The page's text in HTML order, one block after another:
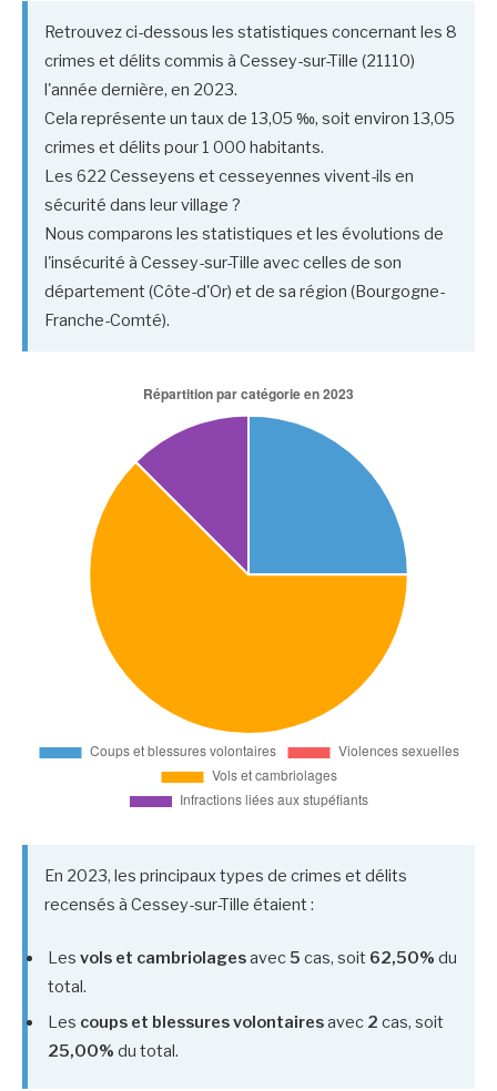
Retrouvez ci-dessous les statistiques concernant les 8
crimes et délits commis à Cessey-sur-Tille (21110)
l'année dernière, en 2023.
Cela représente un taux de 13,05 ‰, soit environ 13,05
crimes et délits pour 1 000 habitants.
Les 622 Cesseyens et cesseyennes vivent-ils en
sécurité dans leur village ?
Nous comparons les statistiques et les évolutions de
l'insécurité à Cessey-sur-Tille avec celles de son
département (Côte-d'Or) et de sa région (Bourgogne-
Franche-Comté).
En 2023, les principaux types de crimes et délits
recensés à Cessey-sur-Tille étaient :
Les vols et cambriolagesavec5 cas, soit 62,50% du
total.
Les coups et blessures volontairesavec 2 cas, soit
25,00% du total.